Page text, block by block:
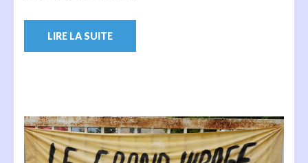
LIRE LA SUITE